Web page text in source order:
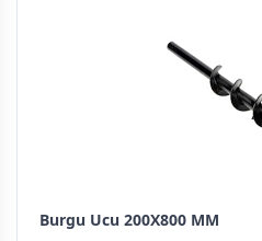
Burgu Ucu 200X800 MM